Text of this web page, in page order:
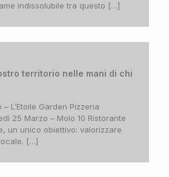
indissolubile tra questo […]
territorio nelle mani di chi
L’Etoile Garden Pizzeria
25 Marzo – Molo 10 Ristorante
un unico obiettivo: valorizzare
[…]